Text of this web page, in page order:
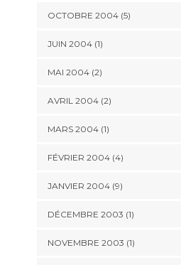
OCTOBRE 2004 (5)
JUIN 2004 (1)
MAI 2004 (2)
AVRIL 2004 (2)
MARS 2004 (1)
FÉVRIER 2004 (4)
JANVIER 2004 (9)
DÉCEMBRE 2003 (1)
NOVEMBRE 2003 (1)